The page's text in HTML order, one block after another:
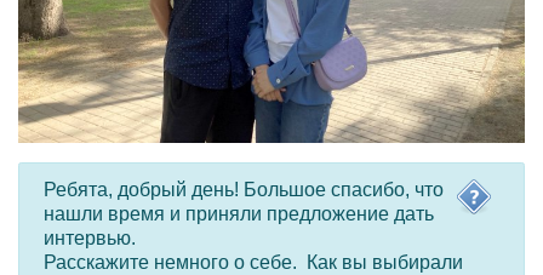
Ребята, добрый день! Большое спасибо, что
нашли время и приняли предложение дать
интервью.
Расскажите немного о себе. Как вы выбирали